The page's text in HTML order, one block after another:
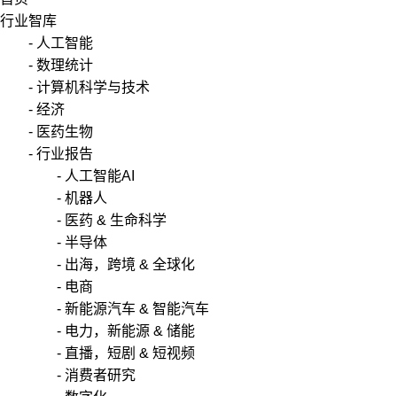
行业智库
- 人工智能
- 数理统计
- 计算机科学与技术
- 经济
- 医药生物
- 行业报告
- 人工智能AI
- 机器人
- 医药 & 生命科学
- 半导体
- 出海，跨境 & 全球化
- 电商
- 新能源汽车 & 智能汽车
- 电力，新能源 & 储能
- 直播，短剧 & 短视频
- 消费者研究